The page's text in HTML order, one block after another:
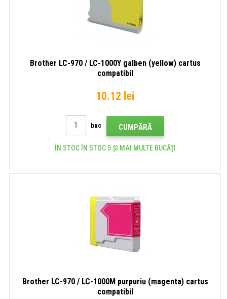
Brother LC-970 / LC-1000Y galben (yellow) cartus
compatibil
10.12 lei
buc CUMPĂRĂ
ÎN STOC ÎN STOC 5 ȘI MAI MULTE BUCĂŢI
Brother LC-970 / LC-1000M purpuriu (magenta) cartus
compatibil